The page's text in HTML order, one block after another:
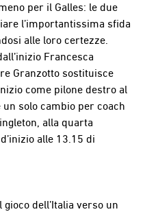
per il Galles: le due
l’importantissima sfida
alle loro certezze.
Francesca
Granzotto sostituisce
come pilone destro al
un solo cambio per coach
alla quarta
alle 13.15 di
dell’Italia verso un